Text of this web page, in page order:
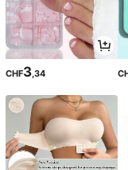
CHF3,34